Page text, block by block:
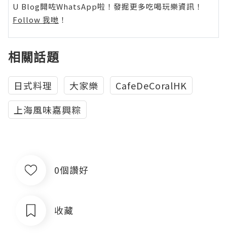
U Blog開咗WhatsApp啦！發掘更多吃喝玩樂資訊！
Follow 我哋 ！
相關話題
日式料理 大家樂
CafeDeCoralHK
上海風味嘉興粽
0個讚好
收藏